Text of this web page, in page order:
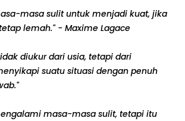
masa sulit untuk menjadi kuat, jika
lemah." - Maxime Lagace
diukur dari usia, tetapi dari
suatu situasi dengan penuh
masa-masa sulit, tetapi itu